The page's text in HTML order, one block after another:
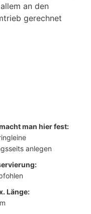
an den
gerechnet
man hier fest:
anlegen
Länge: